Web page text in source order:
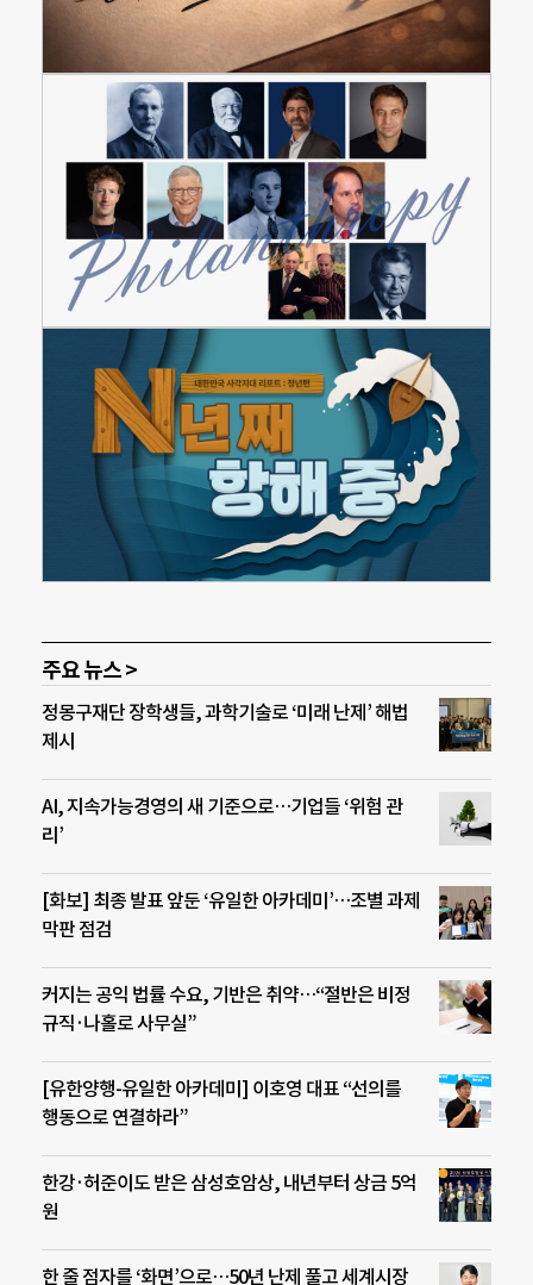
주요 뉴스 >
정몽구재단 장학생들, 과학기술로 ‘미래 난제’ 해법
제시
AI, 지속가능경영의 새 기준으로…기업들 ‘위험 관
리’
[화보] 최종 발표 앞둔 ‘유일한 아카데미’…조별 과제
막판 점검
커지는 공익 법률 수요, 기반은 취약…“절반은 비정
규직·나홀로 사무실”
[유한양행-유일한 아카데미] 이호영 대표 “선의를
행동으로 연결하라”
한강·허준이도 받은 삼성호암상, 내년부터 상금 5억
원
한 줄 점자를 ‘화면’으로…50년 난제 풀고 세계시장